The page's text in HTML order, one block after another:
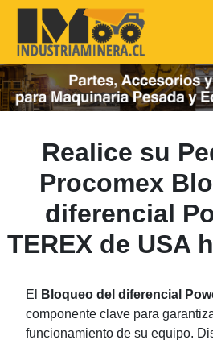
Realice su
Procomex
diferencial
TEREX de USA
El Bloqueo del diferencial
componente clave para
funcionamiento de su equipo.